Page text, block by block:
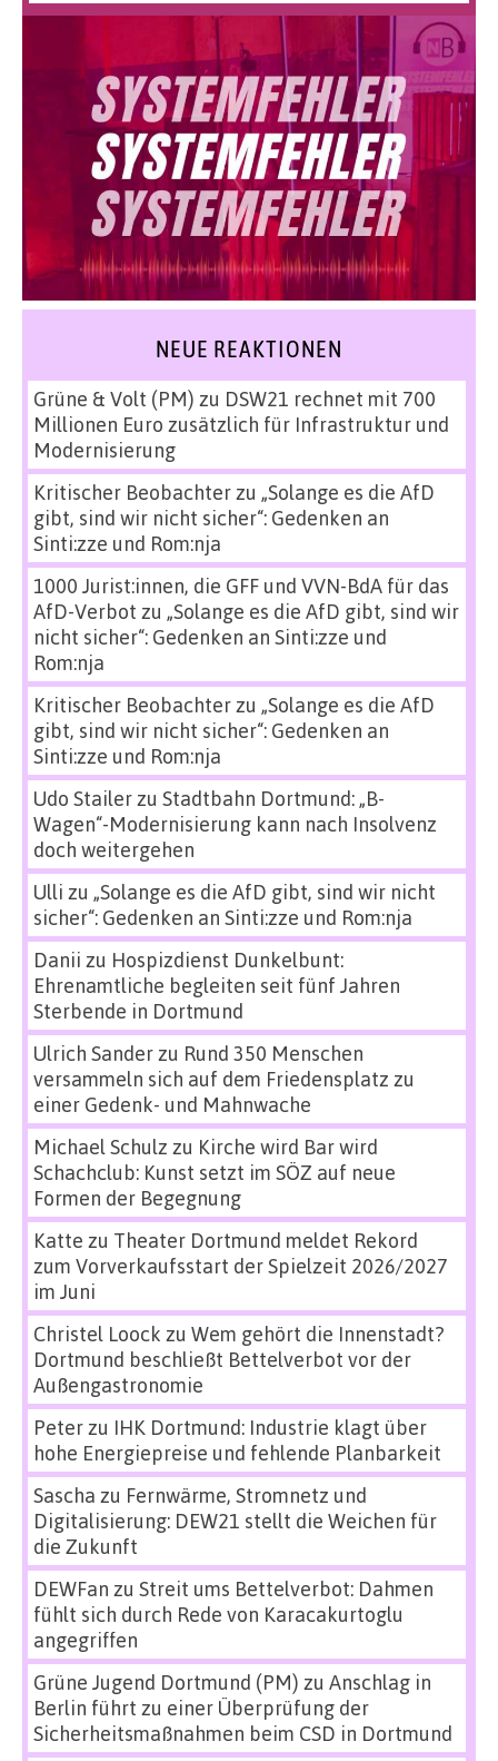
NEUE REAKTIONEN
Grüne & Volt (PM) zu DSW21 rechnet mit 700
Millionen Euro zusätzlich für Infrastruktur und
Modernisierung
Kritischer Beobachterzu „Solange es die AfD
gibt, sind wir nicht sicher“: Gedenken an
Sinti:zze und Rom:nja
1000 Jurist:innen, die GFF und VVN-BdA für das
AfD-Verbot zu „Solange es die AfD gibt, sind wir
nicht sicher“: Gedenken an Sinti:zze und
Rom:nja
Kritischer Beobachterzu „Solange es die AfD
gibt, sind wir nicht sicher“: Gedenken an
Sinti:zze und Rom:nja
Udo Stailerzu Stadtbahn Dortmund: „B-
Wagen“-Modernisierung kann nach Insolvenz
doch weitergehen
Ulli zu „Solange es die AfD gibt, sind wir nicht
sicher“: Gedenken an Sinti:zze und Rom:nja
Danii zu Hospizdienst Dunkelbunt:
Ehrenamtliche begleiten seit fünf Jahren
Sterbende in Dortmund
Ulrich Sanderzu Rund 350 Menschen
versammeln sich auf dem Friedensplatz zu
einer Gedenk- und Mahnwache
Michael Schulz zu Kirche wird Bar wird
Schachclub: Kunst setzt im SÖZ auf neue
Formen der Begegnung
Katte zu Theater Dortmund meldet Rekord
zum Vorverkaufsstart der Spielzeit 2026/2027
im Juni
Christel Loock zu Wem gehört die Innenstadt?
Dortmund beschließt Bettelverbot vor der
Außengastronomie
Peterzu IHK Dortmund: Industrie klagt über
hohe Energiepreise und fehlende Planbarkeit
Sascha zu Fernwärme, Stromnetz und
Digitalisierung: DEW21 stellt die Weichen für
die Zukunft
DEWFan zu Streit ums Bettelverbot: Dahmen
fühlt sich durch Rede von Karacakurtoglu
angegriffen
Grüne Jugend Dortmund (PM) zu Anschlag in
Berlin führt zu einer Überprüfung der
Sicherheitsmaßnahmen beim CSD in Dortmund